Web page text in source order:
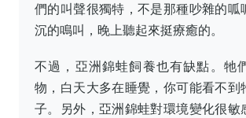
們的叫聲很獨特，不是那種吵雜的呱
沉的鳴叫，晚上聽起來挺療癒的。
不過，亞洲錦蛙飼養也有缺點。牠
物，白天大多在睡覺，你可能看不到
子。另外，亞洲錦蛙對環境變化很敏